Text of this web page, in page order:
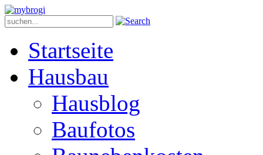
Startseite
Hausbau
Hausblog
Baufotos